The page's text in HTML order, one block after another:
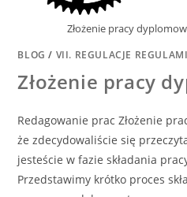
Złożenie pracy
BLOG / VII. REGULACJE
Złożenie pracy
Redagowanie prac Złożenie
że zdecydowaliście się
jesteście w fazie składania
Przedstawimy krótko proces